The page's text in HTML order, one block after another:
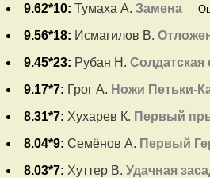
9.62*10: Тумаха А. Замена
9.56*18: Исмагилов В.
9.45*23: Рубан Н. Солдатская
9.17*7: Грог А. Ножи Петьки-
8.31*7: Хухарев К. Первый
8.04*9: Семёнов А. Первый
8.03*7: Хуттер В. Удачная